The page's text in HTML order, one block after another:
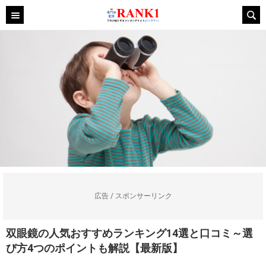
広告 / スポンサーリンク
双眼鏡の人気おすすめランキング14選と口コミ～選
び方4つのポイントも解説【最新版】